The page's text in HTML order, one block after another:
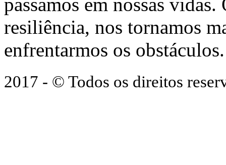
resiliência, nos tornamos
enfrentarmos os obstáculos.
2017 - © Todos os direitos